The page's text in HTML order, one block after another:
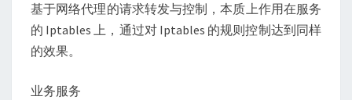
基于网络代理的请求转发与控制，本质上作用在服务
的 Iptables 上，通过对 Iptables 的规则控制达到同样
的效果。
业务服务